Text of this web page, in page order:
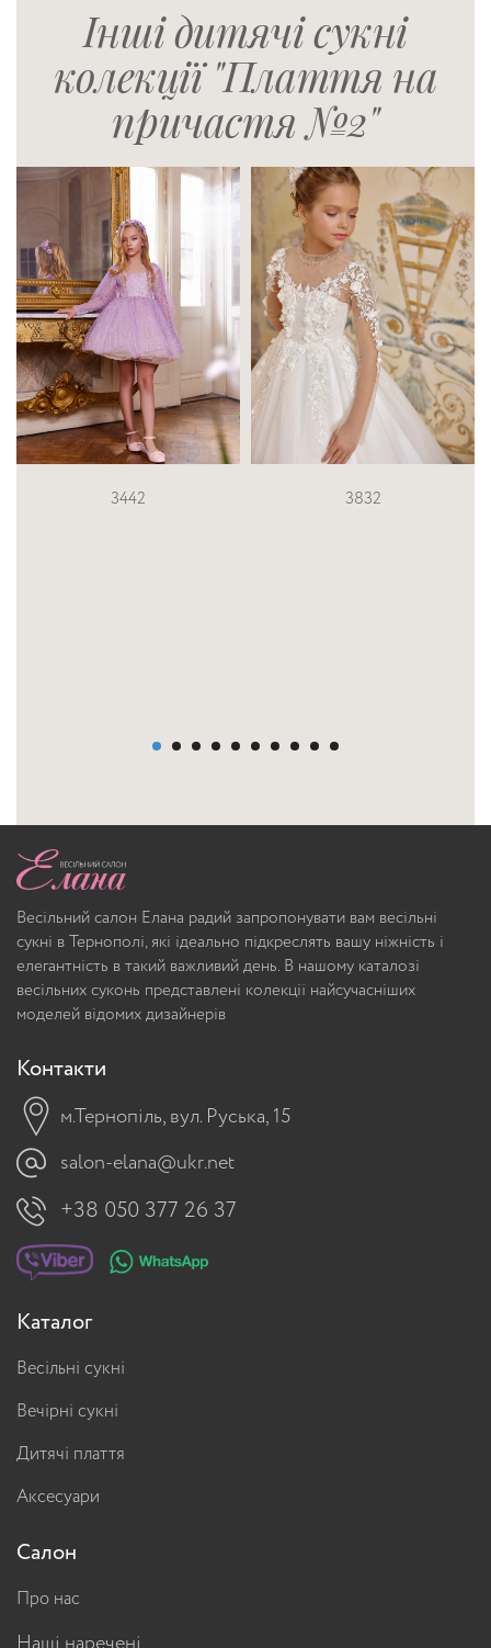
Інші дитячі сукні
колекції "Плаття на
причастя №2"
3832 FM067
Весільний салон Елана радий запропонувати вам весільні
сукні в Тернополі, які ідеально підкреслять вашу ніжність і
елегантність в такий важливий день. В нашому каталозі
весільних суконь представлені колекції найсучасніших
моделей відомих дизайнерів
Контакти
м.Тернопіль, вул. Руська, 15
salon-elana@ukr.net
+38 050 377 26 37
Каталог
Весільні сукні
Вечірні сукні
Дитячі плаття
Аксесуари
Салон
Про нас